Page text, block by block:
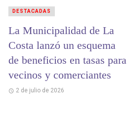
La Municipalidad de La
Costa lanzó un esquema
de beneficios en tasas para
vecinos y comerciantes
2 de julio de 2026
DESTACADAS